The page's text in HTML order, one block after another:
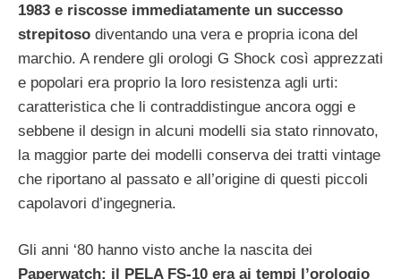
1983 e riscosse immediatamente un successo
strepitoso diventando una vera e propria icona del
marchio. A rendere gli orologi G Shock così apprezzati
e popolari era proprio la loro resistenza agli urti:
caratteristica che li contraddistingue ancora oggi e
sebbene il design in alcuni modelli sia stato rinnovato,
la maggior parte dei modelli conserva dei tratti vintage
che riportano al passato e all’origine di questi piccoli
capolavori d’ingegneria.
Gli anni ‘80 hanno visto anche la nascita dei
Paperwatch: il PELA FS-10 era ai tempi l’orologio